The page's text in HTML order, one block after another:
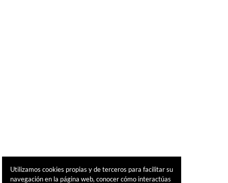
Utilizamos cookies propias y de terceros para facilitar su
navegación en la página web, conocer cómo interactúas